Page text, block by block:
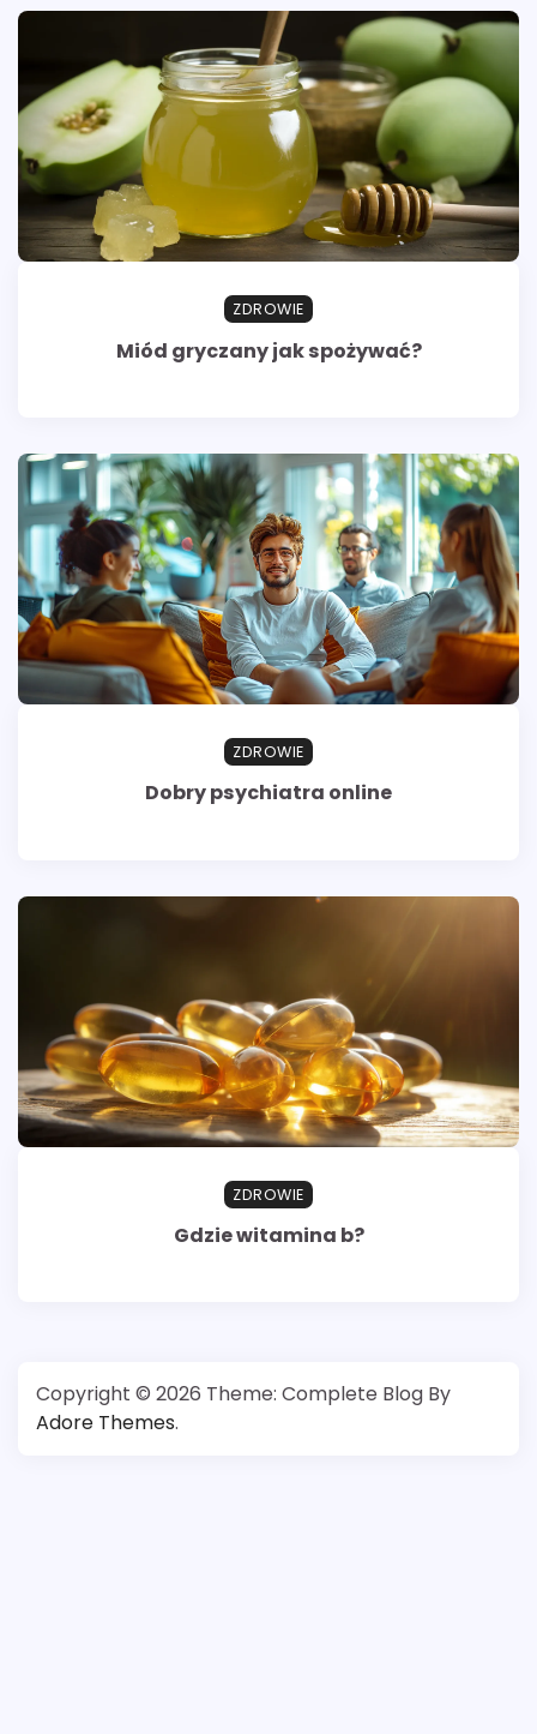
ZDROWIE
Miód gryczany jak spożywać?
ZDROWIE
Dobry psychiatra online
ZDROWIE
Gdzie witamina b?
Copyright © 2026 Theme: Complete Blog By
Adore Themes.